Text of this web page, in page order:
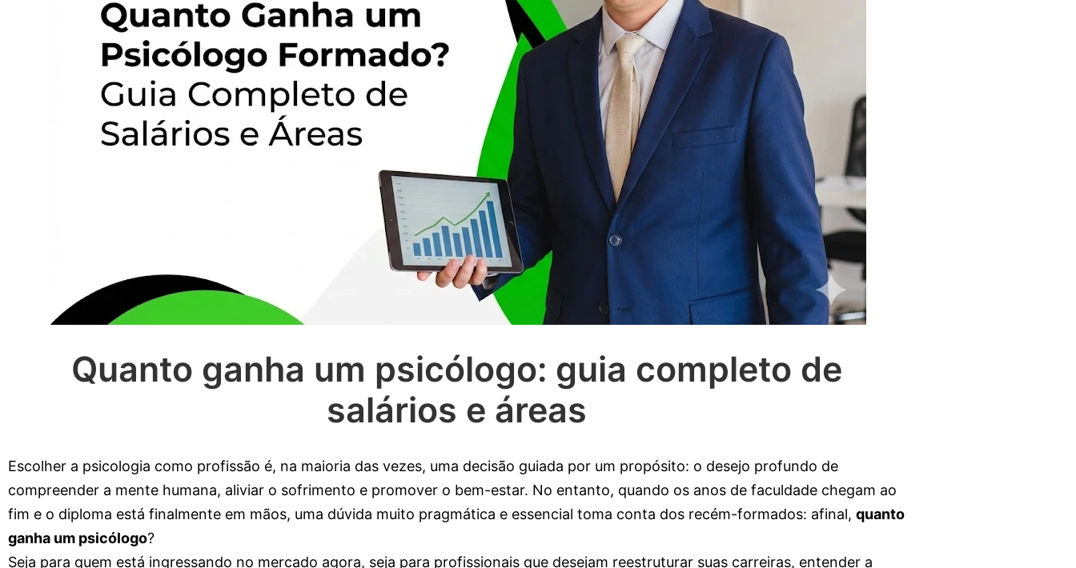
Quanto ganha um psicólogo: guia completo de
salários e áreas
Escolher a psicologia como profissão é, na maioria das vezes, uma decisão guiada por um propósito: o desejo profundo de
compreender a mente humana, aliviar o sofrimento e promover o bem-estar. No entanto, quando os anos de faculdade chegam ao
fim e o diploma está finalmente em mãos, uma dúvida muito pragmática e essencial toma conta dos recém-formados: afinal, quanto
ganha um psicólogo?
Seja para quem está ingressando no mercado agora, seja para profissionais que desejam reestruturar suas carreiras, entender a